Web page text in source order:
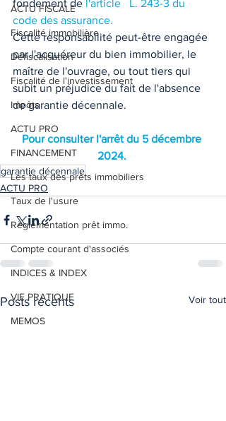
ACTU FISCALE
Fiscalité immobilière
Défiscalisation
Fiscalité de l'investissement
Impôts
ACTU PRO
FINANCEMENT
Les taux des prêts immobiliers
Taux de l'usure
Règlementation prêt immo.
Compte courant d'associés
INDICES & INDEX
VIE PRATIQUE
MEMOS
fondement de l'article   L. 243-3 du
code des assurance.
Cette responsabilité peut-être engagée
par l'acquéreur du bien immobilier, le
maître de l'ouvrage, ou tout tiers qui
subit un préjudice du fait de l'absence
de garantie décennale.
Pour consulter l'arrêt du 5 décembre
2024.
garantie décennale
ACTU PRO
Posts récents Voir tout